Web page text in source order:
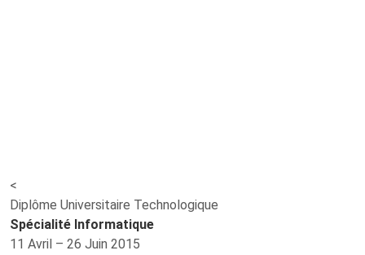
<
Diplôme Universitaire Technologique
Spécialité Informatique
11 Avril – 26 Juin 2015